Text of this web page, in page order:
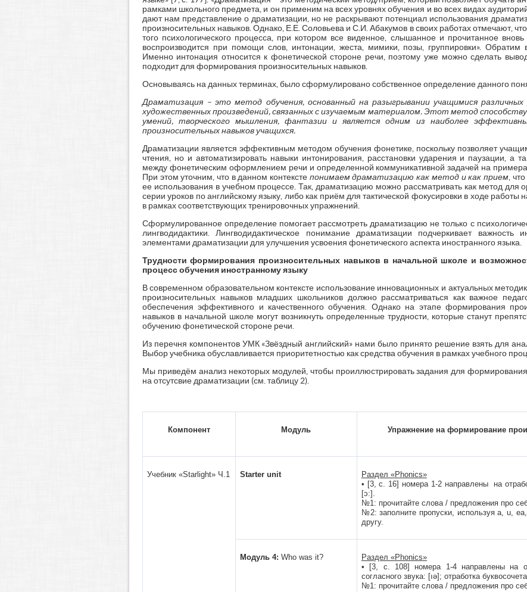
рамками школьного предмета, и он применим на всех уровнях обучения и во всех видах
дают нам представление о драматизации, но не раскрывают потенциал использования
произносительных навыков. Однако, Е.Е. Соловьева и С.И. Абакумов в своих работах отмечают,
того психологического процесса, при котором все виденное, слышанное и прочитанное
воспроизводится при помощи слов, интонации, жеста, мимики, позы, группировки». Обратим
Именно интонация относится к фонетической стороне речи, поэтому уже можно сделать
подходит для формирования произносительных навыков.
Основываясь на данных терминах, было сформулировано собственное определение данного
Драматизация – это метод обучения, основанный на разыгрывании учащимися
художественных произведений, связанных с изучаемым материалом. Этот метод
умений, творческого мышления, фантазии и является одним из наиболее
произносительных навыков учащихся.
Драматизации является эффективным методом обучения фонетике, поскольку позволяет
чтения, но и автоматизировать навыки интонирования, расстановки ударения и паузации, а
между фонетическим оформлением речи и определенной коммуникативной задачей на
При этом уточним, что в данном контексте понимаем драматизацию как метод и как прием,
ее использования в учебном процессе. Так, драматизацию можно рассматривать как метод для
серии уроков по английскому языку, либо как приём для тактической фокусировки в ходе
в рамках соответствующих тренировочных упражнений.
Сформулированное определение помогает рассмотреть драматизацию не только с
лингводидактики. Лингводидактическое понимание драматизации подчеркивает важность
элементами драматизации для улучшения усвоения фонетического аспекта иностранного языка.
Трудности формирования произносительных навыков в начальной школе и
процесс обучения иностранному языку
В современном образовательном контексте использование инновационных и актуальных
произносительных навыков младших школьников должно рассматриваться как важное
обеспечения эффективного и качественного обучения. Однако на этапе формирования
навыков в начальной школе могут возникнуть определенные трудности, которые станут
обучению фонетической стороне речи.
Из перечня компонентов УМК «Звёздный английский» нами было принято решение взять для
Выбор учебника обуславливается приоритетностью как средства обучения в рамках учебного
Мы приведём анализ некоторых модулей, чтобы проиллюстрировать задания для формирования
на отсутсвие драматизации (см. таблицу 2).
Компонент Модуль Упражнение на формирование
Учебник «Starlight» Ч.1 Starter unit Раздел «Phonics»
• [3, с. 16] номера 1-2 направлены на
[ɔ:].
№1: прочитайте слова / предложения про
№2: заполните пропуски, используя a, u,
другу.
Модуль 4: Who was it? Раздел «Phonics»
• [3, с. 108] номера 1-4 направлены на
согласного звука: [ıə]; отработка
№1: прочитайте слова / предложения про